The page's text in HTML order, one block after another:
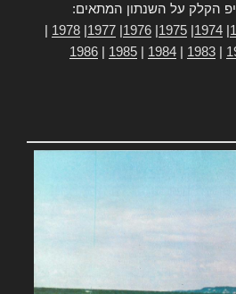
הקלק על השנתון המתאים:
1974
1975
1976
1977
1978
1983
1984
1985
1986